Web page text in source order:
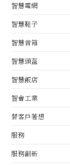
智慧電網
智慧鞋子
智慧音箱
智慧頭盔
智慧飯店
智會工業
替客戶著想
服務
服務創新